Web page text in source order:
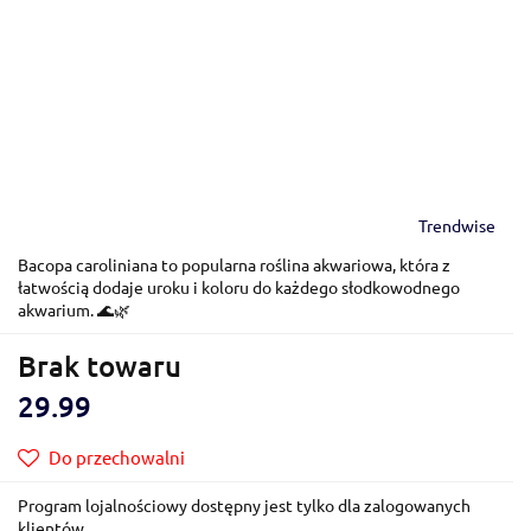
Trendwise
Bacopa caroliniana to popularna roślina akwariowa, która z
łatwością dodaje uroku i koloru do każdego słodkowodnego
akwarium. 🌊🌿
Brak towaru
29.99
Do przechowalni
Program lojalnościowy dostępny jest tylko dla zalogowanych